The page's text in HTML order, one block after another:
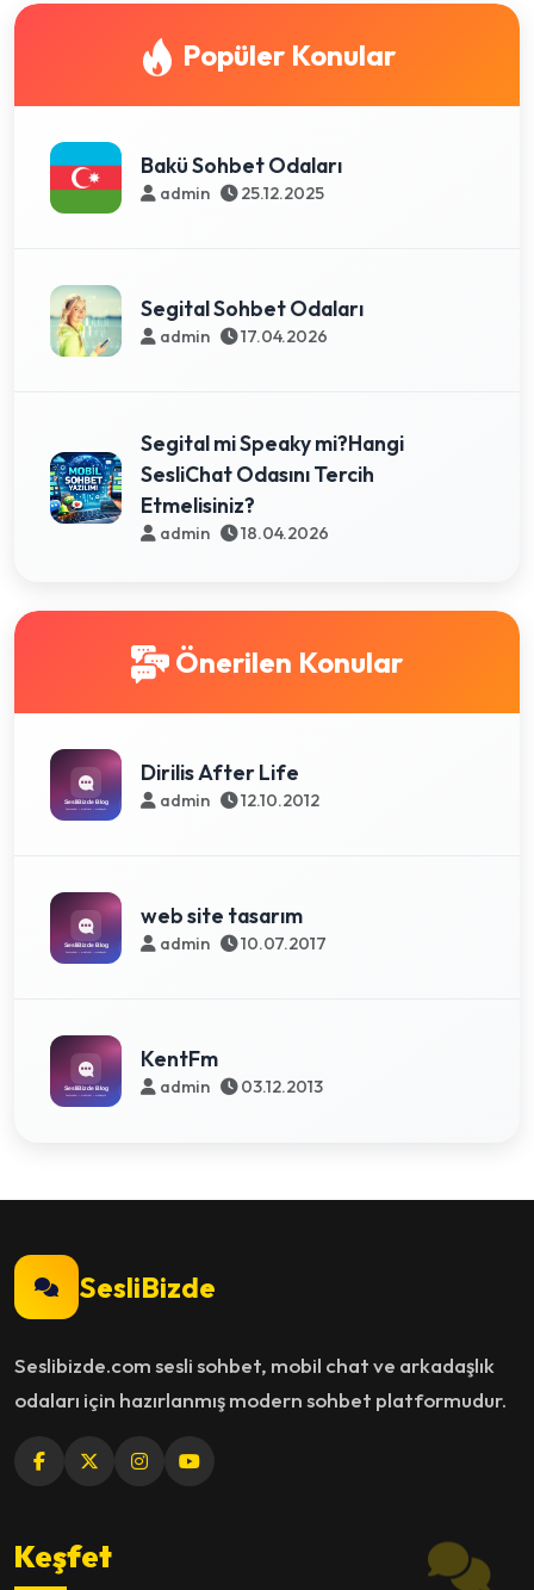
Popüler Konular
Bakü Sohbet Odaları
admin 25.12.2025
Segital Sohbet Odaları
admin 17.04.2026
Segital mi Speaky mi?Hangi
SesliChat Odasını Tercih
Etmelisiniz?
admin 18.04.2026
Önerilen Konular
Dirilis After Life
admin 12.10.2012
web site tasarım
admin 10.07.2017
KentFm
admin 03.12.2013
SesliBizde
Seslibizde.com sesli sohbet, mobil chat ve arkadaşlık
odaları için hazırlanmış modern sohbet platformudur.
Keşfet